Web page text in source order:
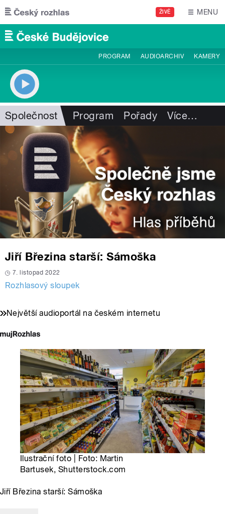
Přejít k hlavnímu obsahu
ŽIVĚ MENU
PROGRAM AUDIOARCHIV KAMERY
Společnost Program Pořady Více…
Jiří Březina starší: Sámoška
7. listopad 2022
Rozhlasový sloupek
Největší audioportál na českém internetu
Ilustrační foto | Foto: Martin
Bartusek, Shutterstock.com
Jiří Březina starší: Sámoška